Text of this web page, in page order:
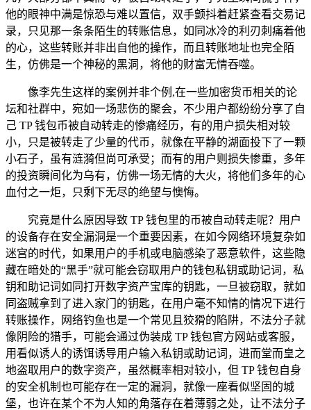
他的眼神中满是惊恐与难以置信，双手颤抖着赶紧查看交易记
录，只见那一条条陌生的转账信息，如同冰冷的利刃刺痛着他
的心，这些转账并非出自他的操作，而且转账地址也完全陌
生，仿佛是一个神秘的黑洞，将他的财富无情吞噬。
像李先生这样的案例并非个例,在一些加密货币相关的论
坛和社群中，宛如一场悲伤的聚会，不少用户都纷纷分享了自
己 TP 钱包币被自动转走的惨痛经历，有的用户损失相对较
小，只是被转走了少量的代币，就像在平静的湖面投下了一颗
小石子，虽有涟漪但尚可承受；而有的用户则损失惨重，多年
的投资瞬间化为乌有，仿佛一场无情的大火，将他们多年的心
血付之一炬，只剩下无尽的绝望与懊悔。
究竟是什么原因导致 TP 钱包里的币被自动转走呢？用户
的设备存在安全漏洞是一个重要因素，在如今网络环境复杂如
迷宫的时代，如果用户的手机或电脑感染了恶意软件，这些隐
藏在暗处的“黑手”就可能会窃取用户的钱包私钥或助记词，私
钥和助记词如同打开数字资产宝库的钥匙，一旦被窃取，就如
同盗贼拿到了进入家门的钥匙，在用户毫不知情的情况下进行
转账操作，网络钓鱼也是一个常见且狡猾的陷阱，不法分子就
像阴险的猎手，可能会通过伪装成 TP 钱包官方网站或客服，
用看似诱人的诱饵诱导用户输入私钥或助记词，进而堂而皇之
地盗取用户的数字资产，虽然概率相对较小，但 TP 钱包自身
的安全机制也可能存在一定的漏洞，就像一座看似坚固的城
堡，也许在某个不为人知的角落存在着薄弱之处，让不法分子